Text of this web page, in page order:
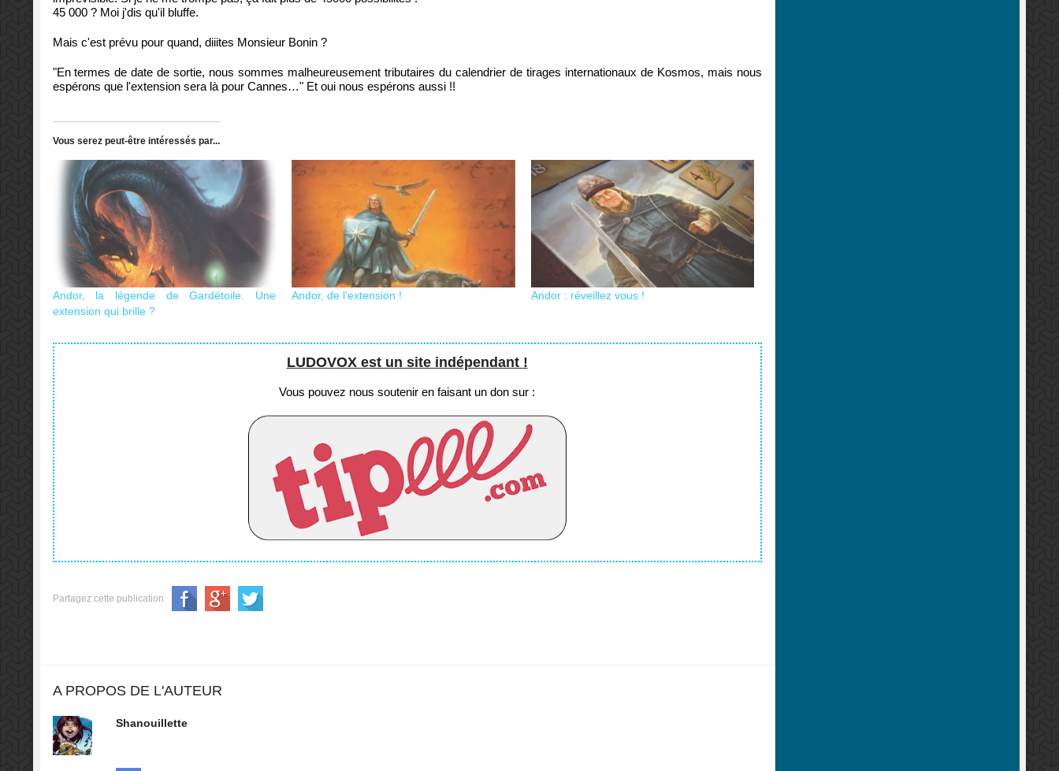
45 000 ? Moi j'dis qu'il bluffe.
Mais c'est prévu pour quand, diiites Monsieur Bonin ?
"En termes de date de sortie, nous sommes malheureusement tributaires du calendrier de tirages internationaux de Kosmos, mais nous
espérons que l'extension sera là pour Cannes…" Et oui nous espérons aussi !!
Vous serez peut-être intéressés par...
Andor, la légende de Gardétoile. Une
extension qui brille ?
Andor, de l’extension ! Andor : réveillez vous !
LUDOVOX est un site indépendant !
Vous pouvez nous soutenir en faisant un don sur :
Partagez cette publication
A PROPOS DE L'AUTEUR
Shanouillette